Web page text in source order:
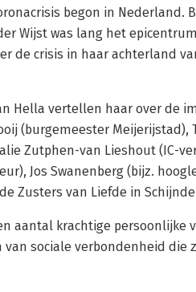
begon in Nederland.
Wijst was lang het
de crisis in haar achterland
Hella vertellen haar over de
(burgemeester Meijerijstad),
Zutphen-van Lieshout (IC-
Jos Swanenberg (bijz.
Zusters van Liefde in
aantal krachtige persoonlijke
sociale verbondenheid die